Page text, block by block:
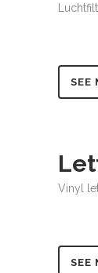
SEE
Vinyl
SEE